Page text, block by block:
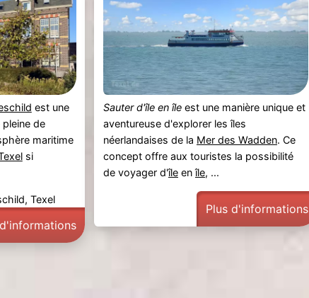
est une
de
maritime
si
Texel
Sauter d'île en îleest une manière unique et
aventureuse d'explorer les îles
néerlandaises de la Mer des Wadden. Ce
concept offre aux touristes la possibilité
de voyager d'îleenîle, ...
Plus d'informations